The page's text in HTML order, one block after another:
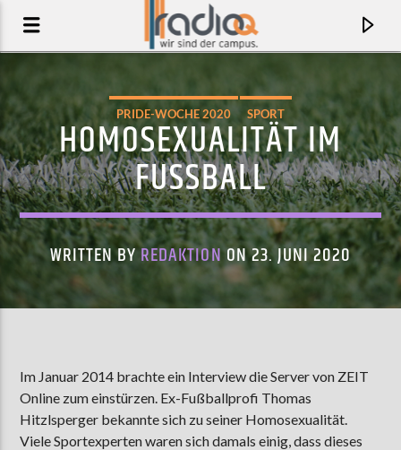
REGI REGI
MATT COLTON
PRIDE-WOCHE 2020 SPORT
HOMOSEXUALITÄT IM
FUSSBALL
WRITTEN BYREDAKTIONON 23. JUNI 2020
Im Januar 2014 brachte ein Interview die Server von ZEIT
Online zum einstürzen. Ex-Fußballprofi Thomas
Hitzlsperger bekannte sich zu seiner Homosexualität.
Viele Sportexperten waren sich damals einig, dass dieses